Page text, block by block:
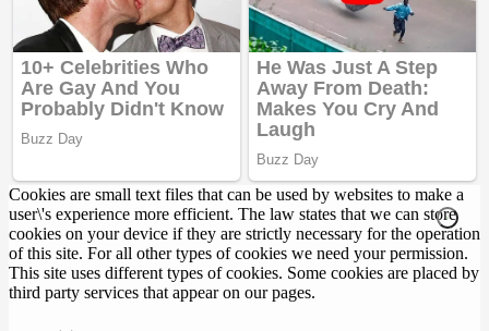
Cookies are small text files that can be used by websites to make a
user\'s experience more efficient. The law states that we can store
cookies on your device if they are strictly necessary for the operation
of this site. For all other types of cookies we need your permission.
This site uses different types of cookies. Some cookies are placed by
third party services that appear on our pages.